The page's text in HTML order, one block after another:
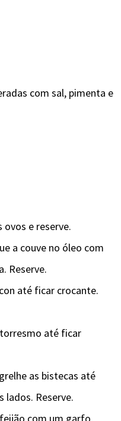
com sal, pimenta e
e reserve.
a couve no óleo com
Reserve.
até ficar crocante.
até ficar
as bistecas até
lados. Reserve.